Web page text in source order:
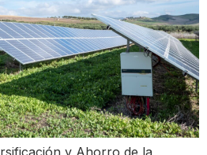
y Ahorro de la